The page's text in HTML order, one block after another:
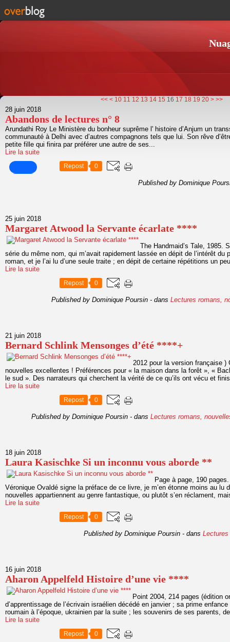
<< < 10 11 12 13 14 15 16 17 18 19 20 30
40
50
60
70
80
90
100
> >>
28 juin 2018
Abandons de lectures n° 8
Arundathi Roy Le Ministère du bonheur suprême l' histoire d’Anjum un
communauté à Delhi avec d’autres compagnons tels que lui. Son rêve
petite fille qui finira par préférer une autre de ses...
Lire la suite
Repost 0
Published by Dominique
25 juin 2018
Margaret Atwood la Servante écarlate ****
The Handmaid’s Tale, 1985.
série du même nom, qui m’avait rapidement lassée en dépit de l’intérêt du
roman, et je l’ai lu d’une seule traite ; en dépit de certaine répétitions un
Lire la suite
Repost 0
Published by Dominique Poursin - dans Lectures romans,
21 juin 2018
Bernard Schlink Mensonges d’été ****+
2012 pour la version française )
nouvelles excellentes ! Préférences pour « la maison dans la forêt », «
le sud ». Des narrateurs qui cherchent la vérité de ce qu’ils ont vécu et
Lire la suite
Repost 0
Published by Dominique Poursin - dans Lectures romans,
18 juin 2018
Laura Kasischke Si un inconnu vous aborde **
Page à page, 190
Véronique Ovaldé signe la préface de ce livre, je m’en étonne moins au lu
nouvelles appartiennent au genre fantastique, ou plutôt s’en réclament,
Lire la suite
Repost 0
Published by Dominique Poursin - dans
16 juin 2018
Aharon Appelfeld Histoire d’une vie ****
Point 2004, 214 pages (édition
d’apprentissage de l’écrivain israélien décédé en janvier ; sa prime
roumain à l’époque, ukrainien par la suite ; les souvenirs de ses parents,
Lire la suite
Repost 0